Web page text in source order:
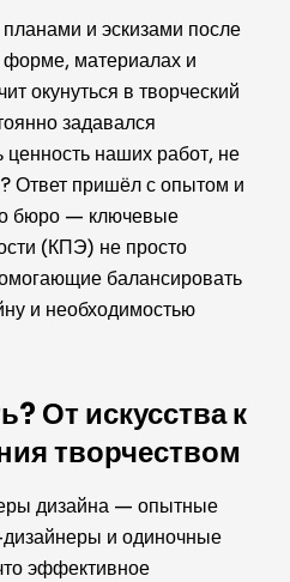
и эскизами после
материалах и
окунуться в творческий
задавался
ценность наших работ, не
Ответ пришёл с опытом и
бюро — ключевые
(КПЭ) не просто
балансировать
и необходимостью
От искусства к
творчеством
дизайна — опытные
и одиночные
эффективное